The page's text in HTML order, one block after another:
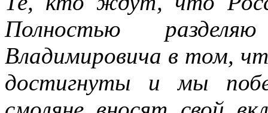
Полностью
Владимировича в том,
достигнуты и мы